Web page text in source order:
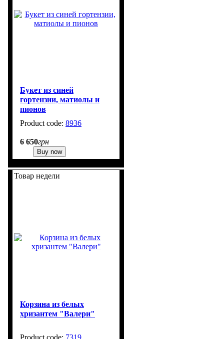
Букет из синей
гортензии, матиолы и
пионов
8936
6 650грн
Buy now
Товар недели
Корзина из белых
хризантем "Валери"
7319